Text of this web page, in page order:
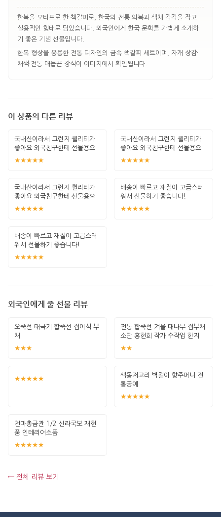
한복을 모티프로 한 책갈피로, 한국의 전통 의복과 색채 감각을 작고
실용적인 형태로 담았습니다. 외국인에게 한국 문화를 가볍게 소개하
기 좋은 기념 선물입니다.
한복 형상을 응용한 전통 디자인의 금속 책갈피 세트이며, 자개 상감·
채색·전통 매듭끈 장식이 이미지에서 확인됩니다.
이 상품의 다른 리뷰
국내산이라서 그런지 퀼리티가
좋아요 외국친구한테 선물용으
로 아주 좋을듯합
★★★★★
국내산이라서 그런지 퀼리티가
좋아요 외국친구한테 선물용으
로 아주 좋을듯합
★★★★★
국내산이라서 그런지 퀼리티가
좋아요 외국친구한테 선물용으
로 아주 좋을듯합
★★★★★
배송이 빠르고 재질이 고급스러
워서 선물하기 좋습니다!
★★★★★
배송이 빠르고 재질이 고급스러
워서 선물하기 좋습니다!
★★★★★
외국인에게 줄 선물 리뷰
오죽선 태극기 합죽선 접이식 부
채
★★★
전통 합죽선 겨울 대나무 접부채
소단 홍현희 작가 수작업 한지
그림 고급
★★
★★★★★
색동저고리 벽걸이 향주머니 전
통공예
★★★★★
천마총금관 1/2 신라국보 재현
품 인테리어소품
★★★★★
← 전체 리뷰 보기